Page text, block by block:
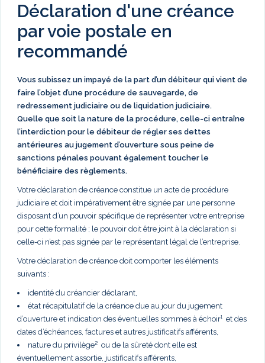
Déclaration d'une créance
par voie postale en
recommandé
Vous subissez un impayé de la part d’un débiteur qui vient de
faire l’objet d’une procédure de sauvegarde, de
redressement judiciaire ou de liquidation judiciaire.
Quelle que soit la nature de la procédure, celle-ci entraîne
l’interdiction pour le débiteur de régler ses dettes
antérieures au jugement d’ouverture sous peine de
sanctions pénales pouvant également toucher le
bénéficiaire des règlements.
Votre déclaration de créance constitue un acte de procédure
judiciaire et doit impérativement être signée par une personne
disposant d’un pouvoir spécifique de représenter votre entreprise
pour cette formalité ; le pouvoir doit être joint à la déclaration si
celle-ci n’est pas signée par le représentant légal de l’entreprise.
Votre déclaration de créance doit comporter les éléments
suivants :
identité du créancier déclarant,
état récapitulatif de la créance due au jour du jugement
d’ouverture et indication des éventuelles sommes à échoir¹ et des
dates d’échéances, factures et autres justificatifs afférents,
nature du privilège² ou de la sûreté dont elle est
éventuellement assortie, justificatifs afférents,